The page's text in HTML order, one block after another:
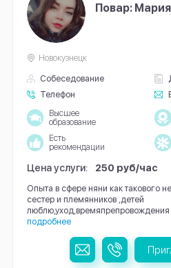
Повар:
Собеседование
Телефон
Новокузнецк
Высшее
образование
Есть
рекомендации
Цена услуги: 250 руб/час
Опыта в сфере няни как такового
сестер и племянников ,детей
люблю,уход,времяпрепровождения
подробнее